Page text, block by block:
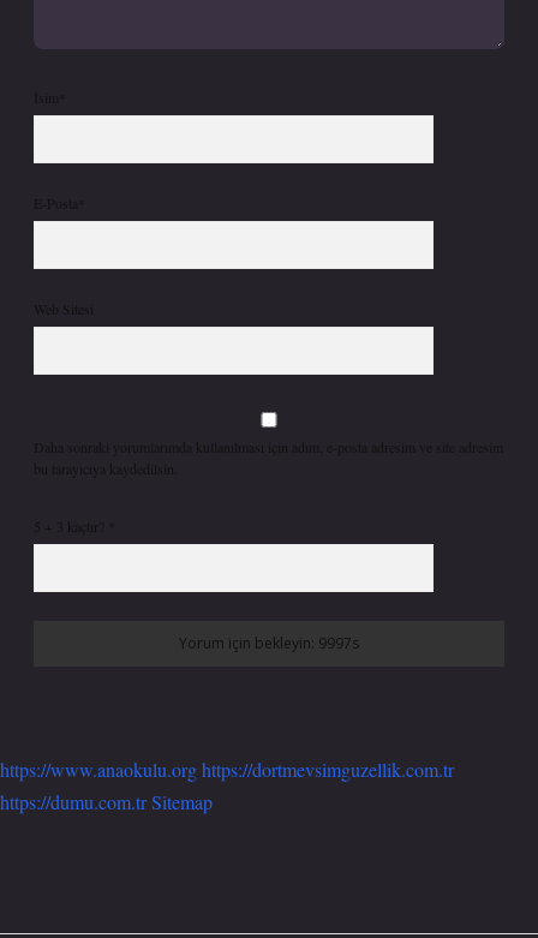
İsim*
E-Posta*
Web Sitesi
Daha sonraki yorumlarımda kullanılması için adım, e-posta adresim ve site adresim
bu tarayıcıya kaydedilsin.
5 + 3 kaçtır?
https://www.anaokulu.orghttps://dortmevsimguzellik.com.tr
https://dumu.com.trSitemap